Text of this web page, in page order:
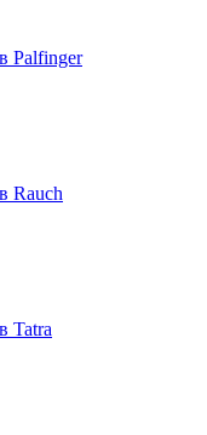
Palfinger
Rauch
Tatra